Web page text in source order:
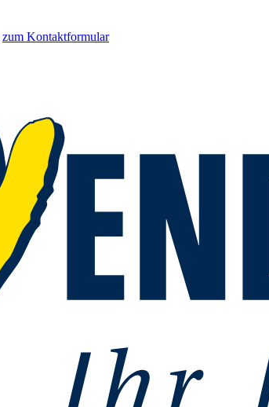
zum Kontaktformular